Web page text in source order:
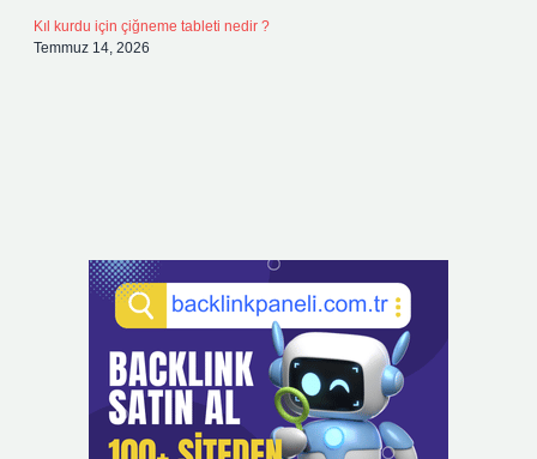
Kıl kurdu için çiğneme tableti nedir ?
Temmuz 14, 2026